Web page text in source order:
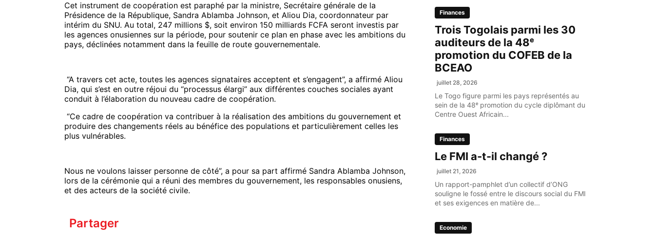
Cet instrument de coopération est paraphé par la ministre, Secrétaire générale de la
Présidence de la République, Sandra Ablamba Johnson, et Aliou Dia, coordonnateur par
intérim du SNU. Au total, 247 millions $, soit environ 150 milliards FCFA seront investis par
les agences onusiennes sur la période, pour soutenir ce plan en phase avec les ambitions du
pays, déclinées notamment dans la feuille de route gouvernementale.
“A travers cet acte, toutes les agences signataires acceptent et s’engagent”, a affirmé Aliou
Dia, qui s’est en outre réjoui du “processus élargi” aux différentes couches sociales ayant
conduit à l’élaboration du nouveau cadre de coopération.
“Ce cadre de coopération va contribuer à la réalisation des ambitions du gouvernement et
produire des changements réels au bénéfice des populations et particulièrement celles les
plus vulnérables.
Nous ne voulons laisser personne de côté”, a pour sa part affirmé Sandra Ablamba Johnson,
lors de la cérémonie qui a réuni des membres du gouvernement, les responsables onusiens,
et des acteurs de la société civile.
Partager
Finances
Trois Togolais parmi les 30
auditeurs de la 48ᵉ
promotion du COFEB de la
BCEAO
juillet 28, 2026
Le Togo figure parmi les pays représentés au
sein de la 48ᵉ promotion du cycle diplômant du
Centre Ouest Africain...
Finances
Le FMI a-t-il changé ?
juillet 21, 2026
Un rapport-pamphlet d’un collectif d’ONG
souligne le fossé entre le discours social du FMI
et ses exigences en matière de...
Economie